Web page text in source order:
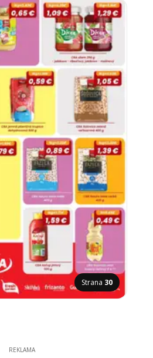
Strana 30
REKLAMA